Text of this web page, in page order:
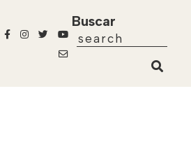
Buscar